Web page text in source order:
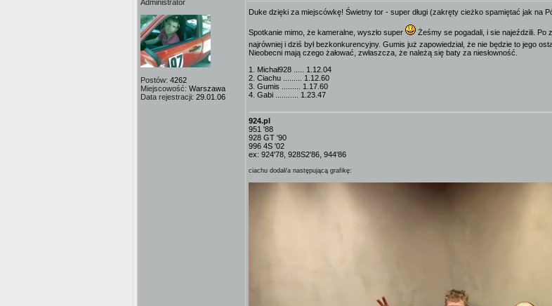
Administrator
Postów: 4262
Miejscowość: Warszawa
Data rejestracji: 29.01.06
Duke dzięki za miejscówkę! Świetny tor - super długi (zakręty cieżko spamiętać jak na
Spotkanie mimo, że kameralne, wyszło super Żeśmy se pogadali, i sie najeździli. Po
najrówniej i dziś był bezkonkurencyjny. Gumis już zapowiedział, że nie będzie to jego
Nieobecni mają czego żałować, zwłaszcza, że należą się baty za niesłowność.
1. Michał928 ..... 1.12.04
2. Ciachu ......... 1.12.60
3. Gumis ......... 1.17.60
4. Gabi ........... 1.23.47
924.pl
951 '88
928 GT '90
996 4S '02
ex: 924'78, 928S2'86, 944'86
ciachu dodał/a następującą grafikę: